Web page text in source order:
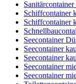
Schiffcontainer
Schiffcontainer
Seecontainer
Seecontainer
Seecontainer
Seecontainer
Seecontainer